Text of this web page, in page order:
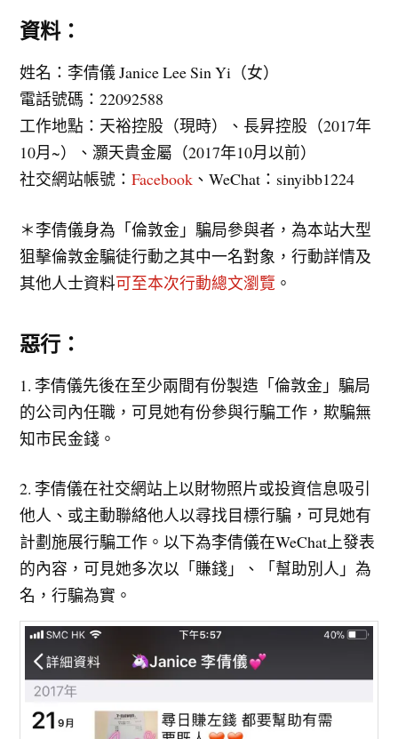
資料：
姓名：李倩儀 Janice Lee Sin Yi（女）
電話號碼：22092588
工作地點：天裕控股（現時）、長昇控股（2017年
10月~）、灝天貴金屬（2017年10月以前）
社交網站帳號：Facebook 、WeChat：sinyibb1224
＊李倩儀身為「倫敦金」騙局參與者，為本站大型
狙擊倫敦金騙徒行動之其中一名對象，行動詳情及
其他人士資料可至本次行動總文瀏覽 。
惡行：
1. 李倩儀先後在至少兩間有份製造「倫敦金」騙局
的公司內任職，可見她有份參與行騙工作，欺騙無
知市民金錢。
2. 李倩儀在社交網站上以財物照片或投資信息吸引
他人、或主動聯絡他人以尋找目標行騙，可見她有
計劃施展行騙工作。以下為李倩儀在WeChat上發表
的內容，可見她多次以「賺錢」、「幫助別人」為
名，行騙為實。